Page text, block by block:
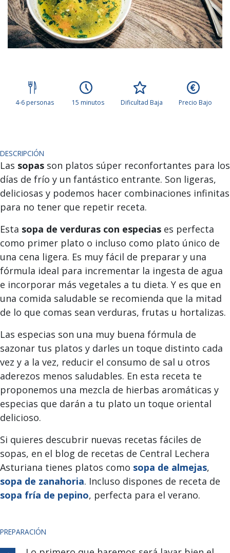
4-6 personas 15 minutos Dificultad Baja Precio Bajo
DESCRIPCIÓN
Las sopas son platos súper reconfortantes para los
días de frío y un fantástico entrante. Son ligeras,
deliciosas y podemos hacer combinaciones infinitas
para no tener que repetir receta.
Esta sopa de verduras con especias es perfecta
como primer plato o incluso como plato único de
una cena ligera. Es muy fácil de preparar y una
fórmula ideal para incrementar la ingesta de agua
e incorporar más vegetales a tu dieta. Y es que en
una comida saludable se recomienda que la mitad
de lo que comas sean verduras, frutas u hortalizas.
Las especias son una muy buena fórmula de
sazonar tus platos y darles un toque distinto cada
vez y a la vez, reducir el consumo de sal u otros
aderezos menos saludables. En esta receta te
proponemos una mezcla de hierbas aromáticas y
especias que darán a tu plato un toque oriental
delicioso.
Si quieres descubrir nuevas recetas fáciles de
sopas, en el blog de recetas de Central Lechera
Asturiana tienes platos como sopa de almejas,
sopa de zanahoria. Incluso dispones de receta de
sopa fría de pepino, perfecta para el verano.
PREPARACIÓN